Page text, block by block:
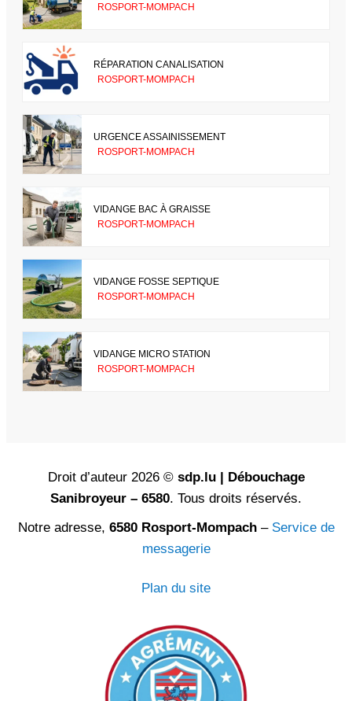
ROSPORT-MOMPACH
RÉPARATION CANALISATION
ROSPORT-MOMPACH
URGENCE ASSAINISSEMENT
ROSPORT-MOMPACH
VIDANGE BAC À GRAISSE
ROSPORT-MOMPACH
VIDANGE FOSSE SEPTIQUE
ROSPORT-MOMPACH
VIDANGE MICRO STATION
ROSPORT-MOMPACH
Droit d’auteur 2026 © sdp.lu | Débouchage
Sanibroyeur – 6580. Tous droits réservés.
Notre adresse, 6580 Rosport-Mompach– Service de
messagerie
Plan du site